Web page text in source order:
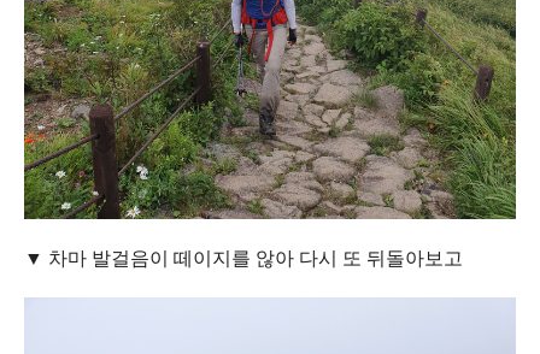
▼ 차마 발걸음이 떼이지를 않아 다시 또 뒤돌아보고